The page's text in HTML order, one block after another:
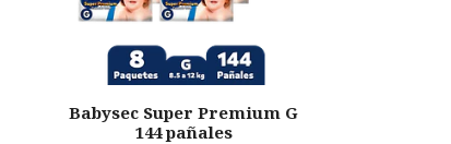
Babysec Super Premium G
144 pañales